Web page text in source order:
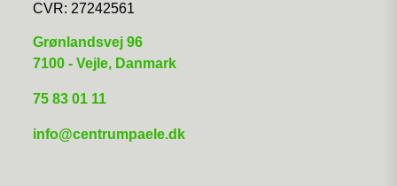
CVR: 27242561
​Grønlandsvej 96
7100 - Vejle, Danmark
75 83 01 11
info@centrumpaele.dk